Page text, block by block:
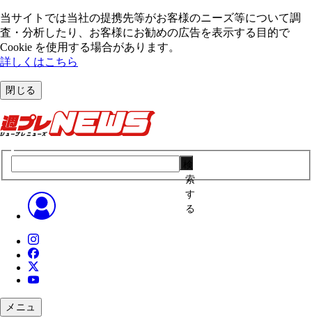
当サイトでは当社の提携先等がお客様のニーズ等について調
査・分析したり、お客様にお勧めの広告を表⽰する⽬的で
Cookie を使⽤する場合があります。
詳しくはこちら
閉じる
索
す
る
メニュ